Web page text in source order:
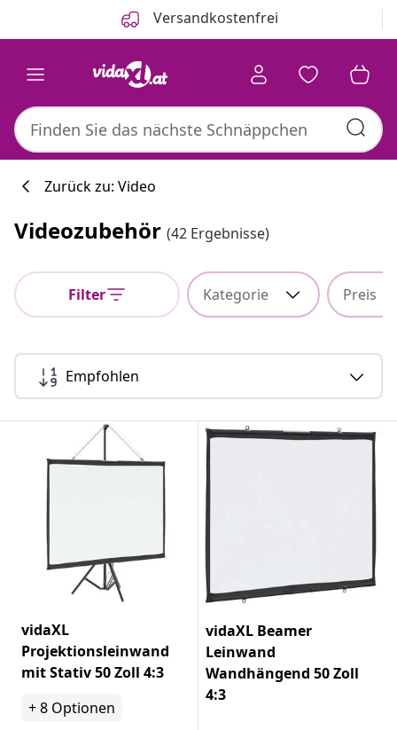
Versandkostenfrei
Zurück zu: Video
Videozubehör (42 Ergebnisse)
Filter Kategorie Preis
Empfohlen
vidaXL
Projektionsleinwand
mit Stativ 50 Zoll 4:3
+8 Optionen
vidaXL Beamer
Leinwand
Wandhängend 50 Zoll
4:3